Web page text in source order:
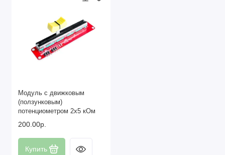
Модуль с движковым
(ползунковым)
потенциометром 2x5 кОм
200.00р.
Купить